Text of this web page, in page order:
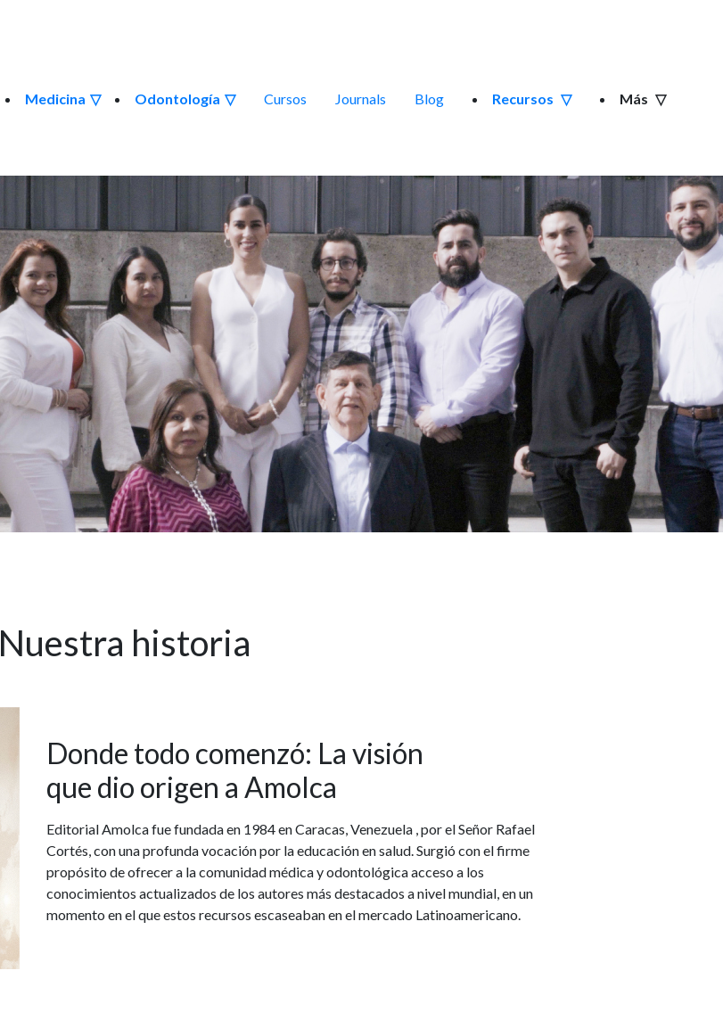
Medicina Odontología Cursos Journals Blog Recursos Más
Nuestra historia
Donde todo comenzó: La visión
que dio origen a Amolca
Editorial Amolca fue fundada en 1984 en Caracas, Venezuela , por el Señor Rafael
Cortés, con una profunda vocación por la educación en salud. Surgió con el firme
propósito de ofrecer a la comunidad médica y odontológica acceso a los
conocimientos actualizados de los autores más destacados a nivel mundial, en un
momento en el que estos recursos escaseaban en el mercado Latinoamericano.